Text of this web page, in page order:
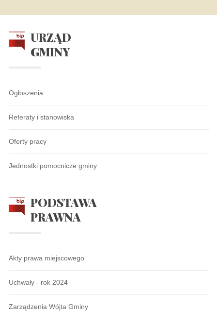
URZĄD
GMINY
Ogłoszenia
Referaty i stanowiska
Oferty pracy
Jednostki pomocnicze gminy
PODSTAWA
PRAWNA
Akty prawa miejscowego
Uchwały - rok 2024
Zarządzenia Wójta Gminy